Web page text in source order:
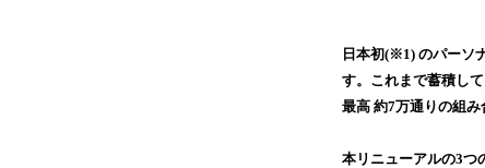
日本初(※1) のパーソ
す。これまで蓄積し
最高 約7万通りの組み
本リニューアルの3つ